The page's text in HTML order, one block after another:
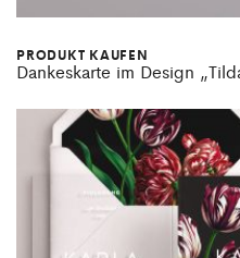
PRODUKT KAUFEN
Dankeskarte im Design